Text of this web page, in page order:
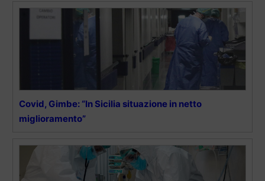
Covid, Gimbe: “In Sicilia situazione in netto
miglioramento”